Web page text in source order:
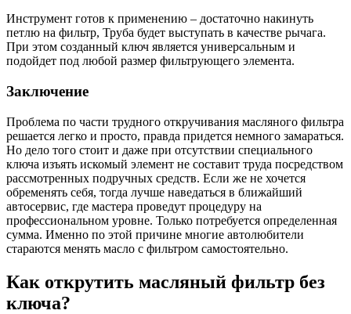
Инструмент готов к применению – достаточно накинуть
петлю на фильтр, Труба будет выступать в качестве рычага.
При этом созданный ключ является универсальным и
подойдет под любой размер фильтрующего элемента.
Заключение
Проблема по части трудного откручивания масляного фильтра
решается легко и просто, правда придется немного замараться.
Но дело того стоит и даже при отсутствии специального
ключа изъять искомый элемент не составит труда посредством
рассмотренных подручных средств. Если же не хочется
обременять себя, тогда лучше наведаться в ближайший
автосервис, где мастера проведут процедуру на
профессиональном уровне. Только потребуется определенная
сумма. Именно по этой причине многие автолюбители
стараются менять масло с фильтром самостоятельно.
Как открутить масляный фильтр без
ключа?